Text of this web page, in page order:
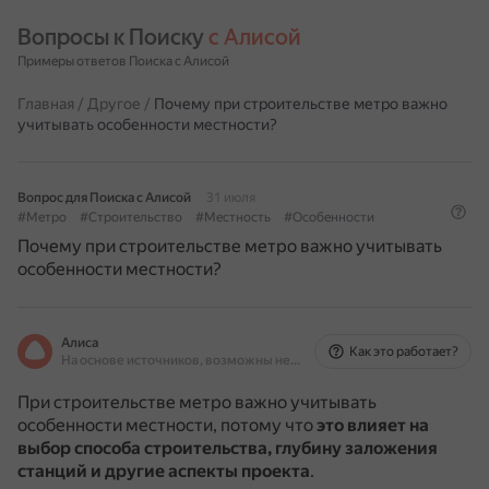
Вопросы к Поиску с Алисой
Примеры ответов Поиска с Алисой
Главная / Другое / Почему при строительстве метро важно
учитывать особенности местности?
Вопрос для Поиска с Алисой
31 июля
#Метро
#Строительство #Местность #Особенности
Почему при строительстве метро важно учитывать
особенности местности?
Алиса
На основе источников, возможны неточности
Как это работает?
При строительстве метро важно учитывать
особенности местности, потому что это влияет на
выбор способа строительства, глубину заложения
станций и другие аспекты проекта.